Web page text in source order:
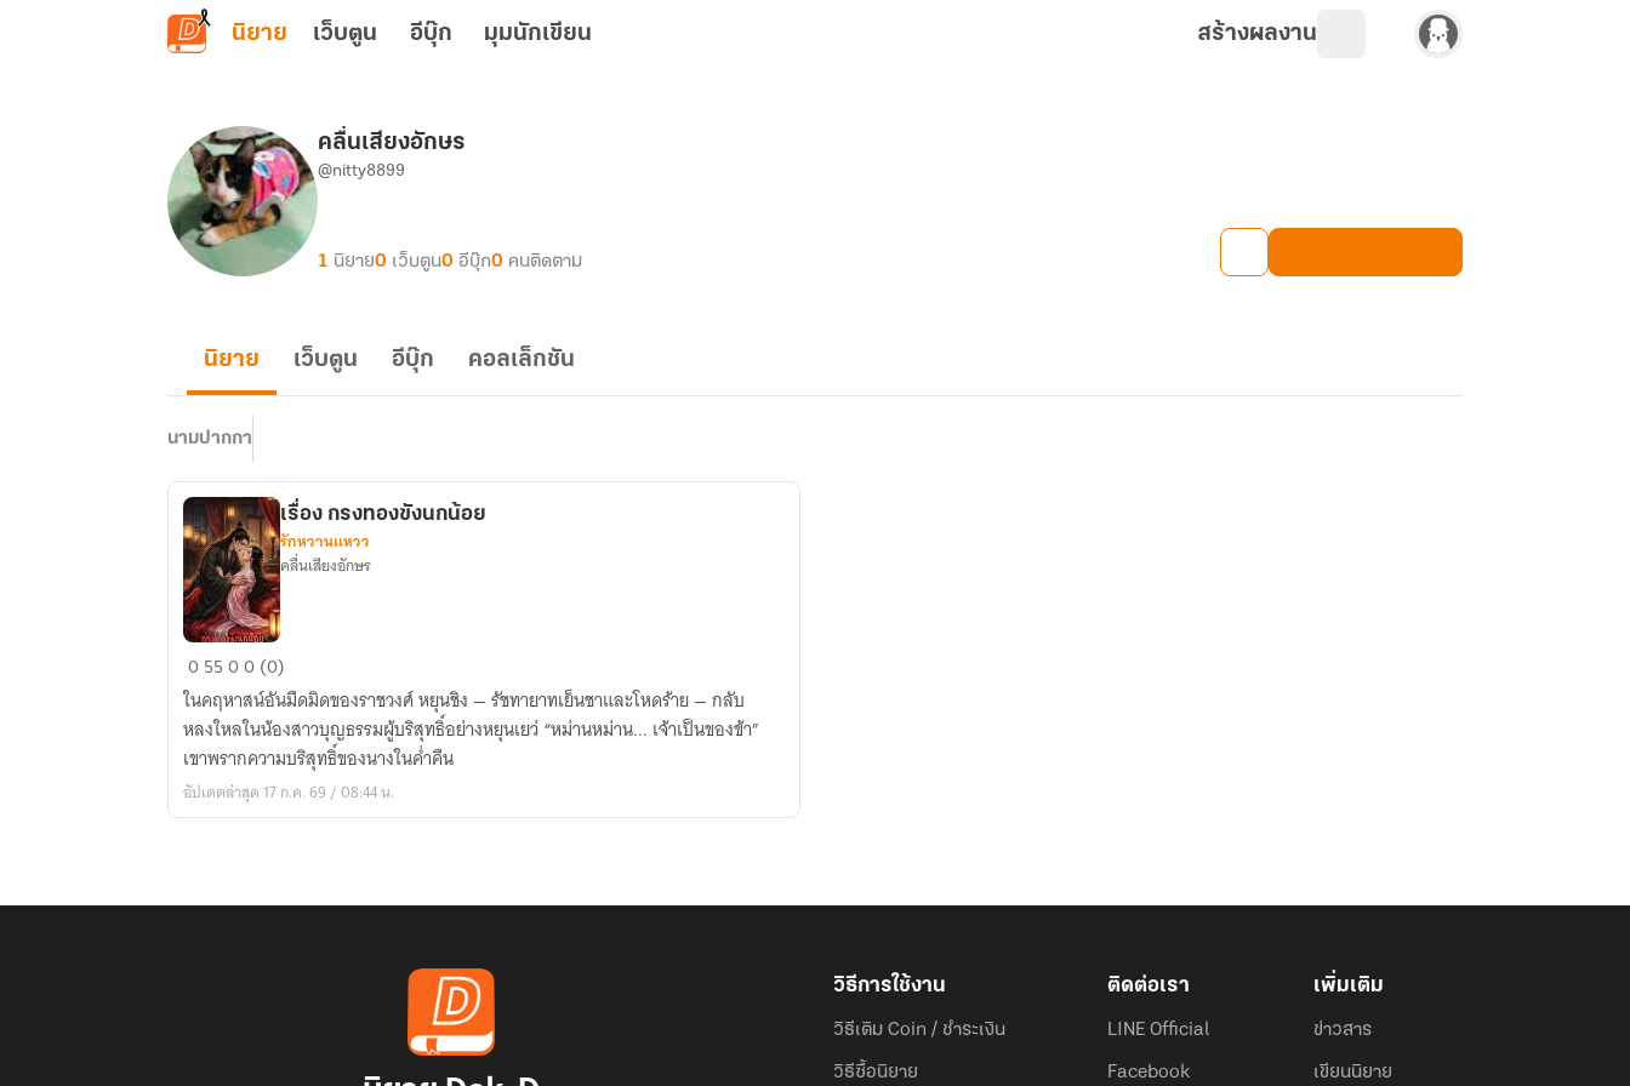
ข้ามไปยังเนื้อหาหลัก
นิยาย เว็บตูน อีบุ๊ก มุมนักเขียน สร้างผลงาน
คลื่นเสียงอักษร
@nitty8899
1 นิยาย0 เว็บตูน0 อีบุ๊ก0 คนติดตาม
นิยาย เว็บตูน อีบุ๊ก คอลเล็กชัน
นามปากกา
เรื่อง
กรง
ทอง
ขัง
นก
น้อย
เรื่อง กรงทองขังนกน้อย
รักหวานแหวว
คลื่นเสียงอักษร
05500 (0)
ในคฤหาสน์อันมืดมิดของราชวงศ์ หยุนชิง — รัชทายาทเย็นชาและโหดร้าย — กลับ
หลงใหลในน้องสาวบุญธรรมผู้บริสุทธิ์อย่างหยุนเยว่ “หม่านหม่าน... เจ้าเป็นของข้า”
เขาพรากความบริสุทธิ์ของนางในค่ำคืน
อัปเดตล่าสุด 17 ก.ค. 69 / 08:44 น.
วิธีการใช้งาน
วิธีเติม Coin / ชำระเงิน
วิธีซื้อนิยาย
ติดต่อเรา
LINE Official
Facebook
เพิ่มเติม
ข่าวสาร
เขียนนิยาย